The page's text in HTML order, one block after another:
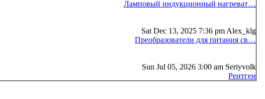
Ламповый индукционный нагреват…
Sat Dec 13, 2025 7:36 pm Alex_klg
Преобразователи для питания св…
Sun Jul 05, 2026 3:00 am Seriyvolk
Рентген